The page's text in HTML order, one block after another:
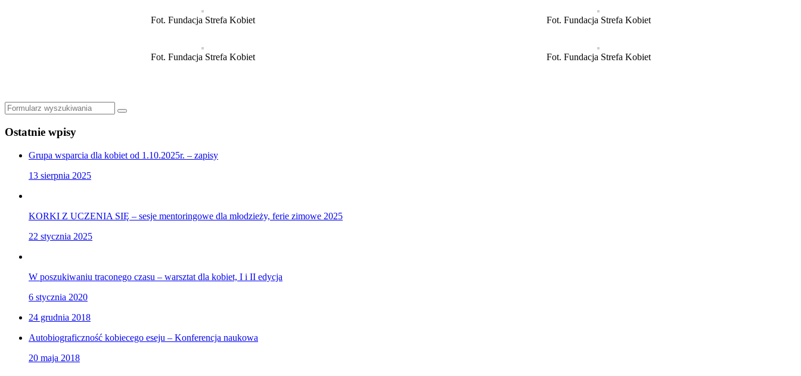
Fot. Fundacja Strefa Kobiet Fot. Fundacja Strefa Kobiet
Fot. Fundacja Strefa Kobiet Fot. Fundacja Strefa Kobiet
Szukaj
Ostatnie wpisy
Grupa wsparcia dla kobiet od 1.10.2025r. – zapisy
13 sierpnia 2025
KORKI Z UCZENIA SIĘ – sesje mentoringowe dla młodzieży, ferie zimowe 2025
22 stycznia 2025
W poszukiwaniu traconego czasu – warsztat dla kobiet, I i II edycja
6 stycznia 2020
24 grudnia 2018
Autobiograficzność kobiecego eseju – Konferencja naukowa
20 maja 2018